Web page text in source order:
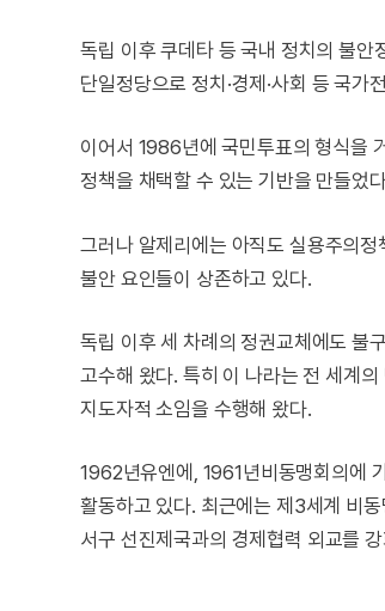
독립 이후 쿠데타 등 국내 정치의 불
단일정당으로 정치·경제·사회 등 국
이어서 1986년에 국민투표의 형식을
정책을 채택할 수 있는 기반을 만들
그러나 알제리에는 아직도 실용주의
불안 요인들이 상존하고 있다.
독립 이후 세 차례의 정권교체에도 불
고수해 왔다. 특히 이 나라는 전 세계
지도자적 소임을 수행해 왔다.
1962년유엔에, 1961년비동맹회의에
활동하고 있다. 최근에는 제3세계 비
서구 선진제국과의 경제협력 외교를